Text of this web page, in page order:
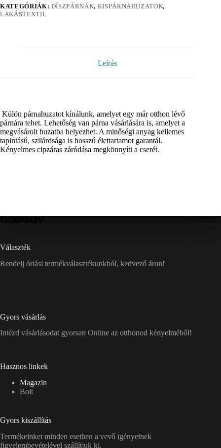
KATEGÓRIÁK: DÍSZPÁRNÁK, KISPÁRNAHUZATOK,
LAKÁSTEXTIL
Leírás
Külön párnahuzatot kínálunk, amelyet egy már otthon lévő
párnára tehet. Lehetőség van párna vásárlására is, amelyet a
megvásárolt huzatba helyezhet. A minőségi anyag kellemes
tapintású, szilárdsága is hosszú élettartamot garantál.
Kényelmes cipzáras záródása megkönnyíti a cserét.
Választék
Rendelj óriási termékválasztékunkból, kedvező áron!
Gyors vásárlás
Intézd vásárlásodat gyorsan Online az otthonod kényelméből!
Hasznos linkek
Magazin
Bolt
Gyors kiszállítás
Termékeinket minden esetben a vevő igényeinek
figyelembevételével szállítjuk ki.